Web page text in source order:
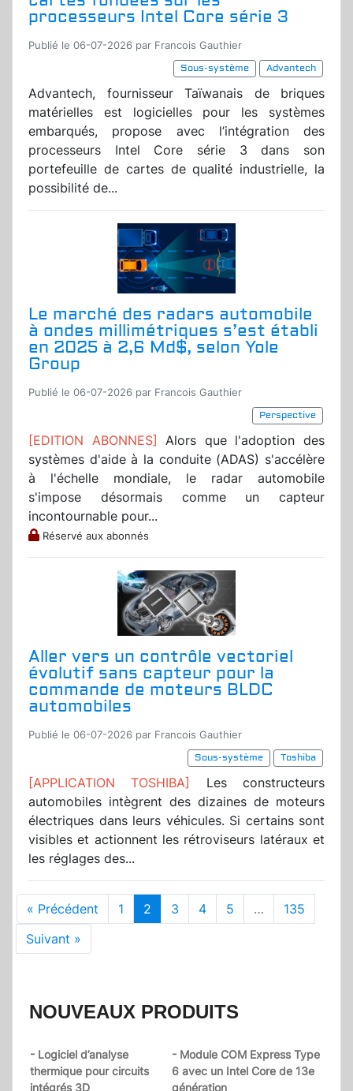
processeurs Intel Core série 3
Publié le 06-07-2026 par Francois Gauthier
Sous-système
Advantech
Advantech, fournisseur Taïwanais de briques
matérielles est logicielles pour les systèmes
embarqués, propose avec l’intégration des
processeurs Intel Core série 3 dans son
portefeuille de cartes de qualité industrielle, la
possibilité de...
Le marché des radars automobile
à ondes millimétriques s’est établi
en 2025 à 2,6 Md$, selon Yole
Group
Publié le 06-07-2026 par Francois Gauthier
Perspective
[EDITION ABONNES]Alors que l'adoption des
systèmes d'aide à la conduite (ADAS) s'accélère
à l'échelle mondiale, le radar automobile
s'impose désormais comme un capteur
incontournable pour...
Réservé aux abonnés
Aller vers un contrôle vectoriel
évolutif sans capteur pour la
commande de moteurs BLDC
automobiles
Publié le 06-07-2026 par Francois Gauthier
Sous-système
Toshiba
[APPLICATION TOSHIBA]
Les constructeurs
automobiles intègrent des dizaines de moteurs
électriques dans leurs véhicules. Si certains sont
visibles et actionnent les rétroviseurs latéraux et
les réglages des...
« Précédent 1 2 3 4 5 …
135
Suivant »
NOUVEAUX PRODUITS
- Logiciel d’analyse
thermique pour circuits
intégrés 3D
- Module COM Express Type
6 avec un Intel Core de 13e
génération